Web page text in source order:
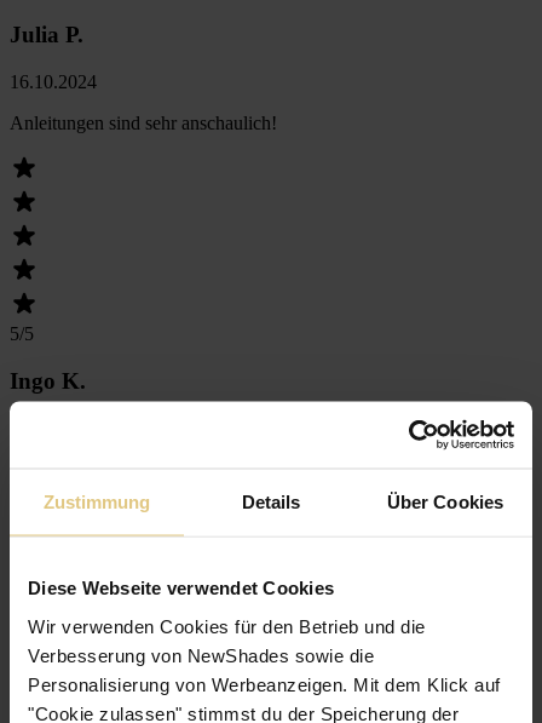
Zustimmung Details Über Cookies
Diese Webseite verwendet Cookies
Wir verwenden Cookies für den Betrieb und die
Verbesserung von NewShades sowie die
Personalisierung von Werbeanzeigen. Mit dem Klick auf
"Cookie zulassen" stimmst du der Speicherung der
Julia P.
16.10.2024
Anleitungen sind sehr anschaulich!
5/5
Ingo K.
/5